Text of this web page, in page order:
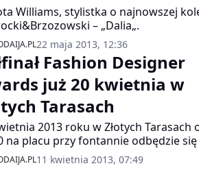
Williams, stylistka o najnowszej
– „Dalia„.
22 maja 2013, 12:36
Fashion Designer
już 20 kwietnia w
Tarasach
2013 roku w Złotych Tarasach
na placu przy fontannie odbędzie się
Fashion Designer Awards.
kreacje 20 młodych projektantów
11 kwietnia 2013, 07:49